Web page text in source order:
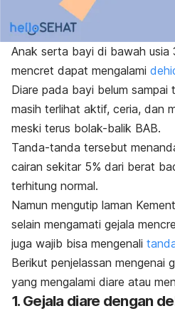
Anak serta bayi di bawah usia
mencret dapat mengalami
Diare pada bayi belum sampai
masih terlihat aktif, ceria, dan
meski terus bolak-balik BAB.
Tanda-tanda tersebut
cairan sekitar 5% dari berat
terhitung normal.
Namun mengutip laman
selain mengamati gejala
juga wajib bisa mengenali
Berikut penjelassan mengenai
yang mengalami diare atau
1. Gejala diare dengan